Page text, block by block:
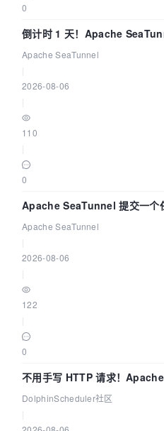
0
倒计时 1 天！Apache
Apache SeaTunnel
2026-08-06
110
0
Apache SeaTunnel 提交一个
Apache SeaTunnel
2026-08-06
122
0
不用手写 HTTP 请求！
DolphinScheduler社区